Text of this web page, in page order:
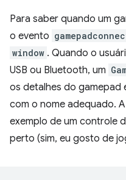
Para saber quando um
o evento
window . Quando o
USB ou Bluetooth, um
os detalhes do gamepad
com o nome adequado.
exemplo de um controle
perto (sim, eu gosto de